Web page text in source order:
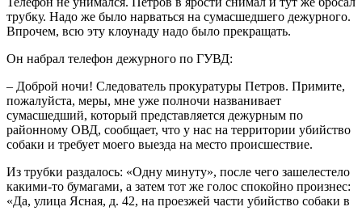
трубку. Надо же было нарваться на сумасшедшего дежурного.
Впрочем, всю эту клоунаду надо было прекращать.
Он набрал телефон дежурного по ГУВД:
– Доброй ночи! Следователь прокуратуры Петров. Примите,
пожалуйста, меры, мне уже полночи названивает
сумасшедший, который представляется дежурным по
районному ОВД, сообщает, что у нас на территории убийство
собаки и требует моего выезда на место происшествие.
Из трубки раздалось: «Одну минуту», после чего зашелестело
какими-то бумагами, а затем тот же голос спокойно произнес:
«Да, улица Ясная, д. 42, на проезжей части убийство собаки в